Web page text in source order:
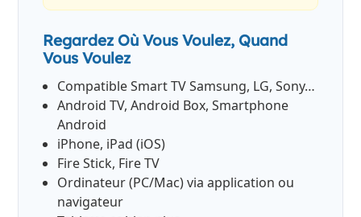
Regardez Où Vous Voulez, Quand
Vous Voulez
Compatible Smart TV Samsung, LG, Sony…
Android TV, Android Box, Smartphone
Android
iPhone, iPad (iOS)
Fire Stick, Fire TV
Ordinateur (PC/Mac) via application ou
navigateur